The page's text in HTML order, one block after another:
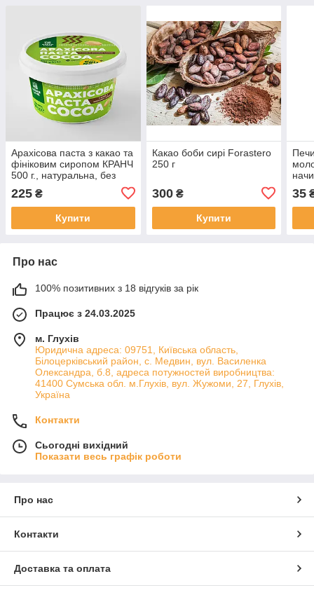
Арахісова паста з какао та
фініковим сиропом КРАНЧ
500 г., натуральна, без
225 ₴
Купити
Какао боби сирі Forastero
250 г
300₴
Купити
35
Про нас
100% позитивних з 18 відгуків за рік
Працює з 24.03.2025
м. Глухів
Юридична адреса: 09751, Київська область,
Білоцерківський район, с. Медвин, вул. Василенка
Олександра, б.8, адреса потужностей виробництва:
41400 Сумська обл. м.Глухів, вул. Жужоми, 27, Глухів,
Україна
Контакти
Сьогодні вихідний
Показати весь графік роботи
Про нас
Контакти
Доставка та оплата